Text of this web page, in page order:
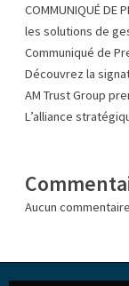
COMMUNIQUÉ DE
les solutions de
Communiqué de
Découvrez la
AM Trust Group
L’alliance
Aucun